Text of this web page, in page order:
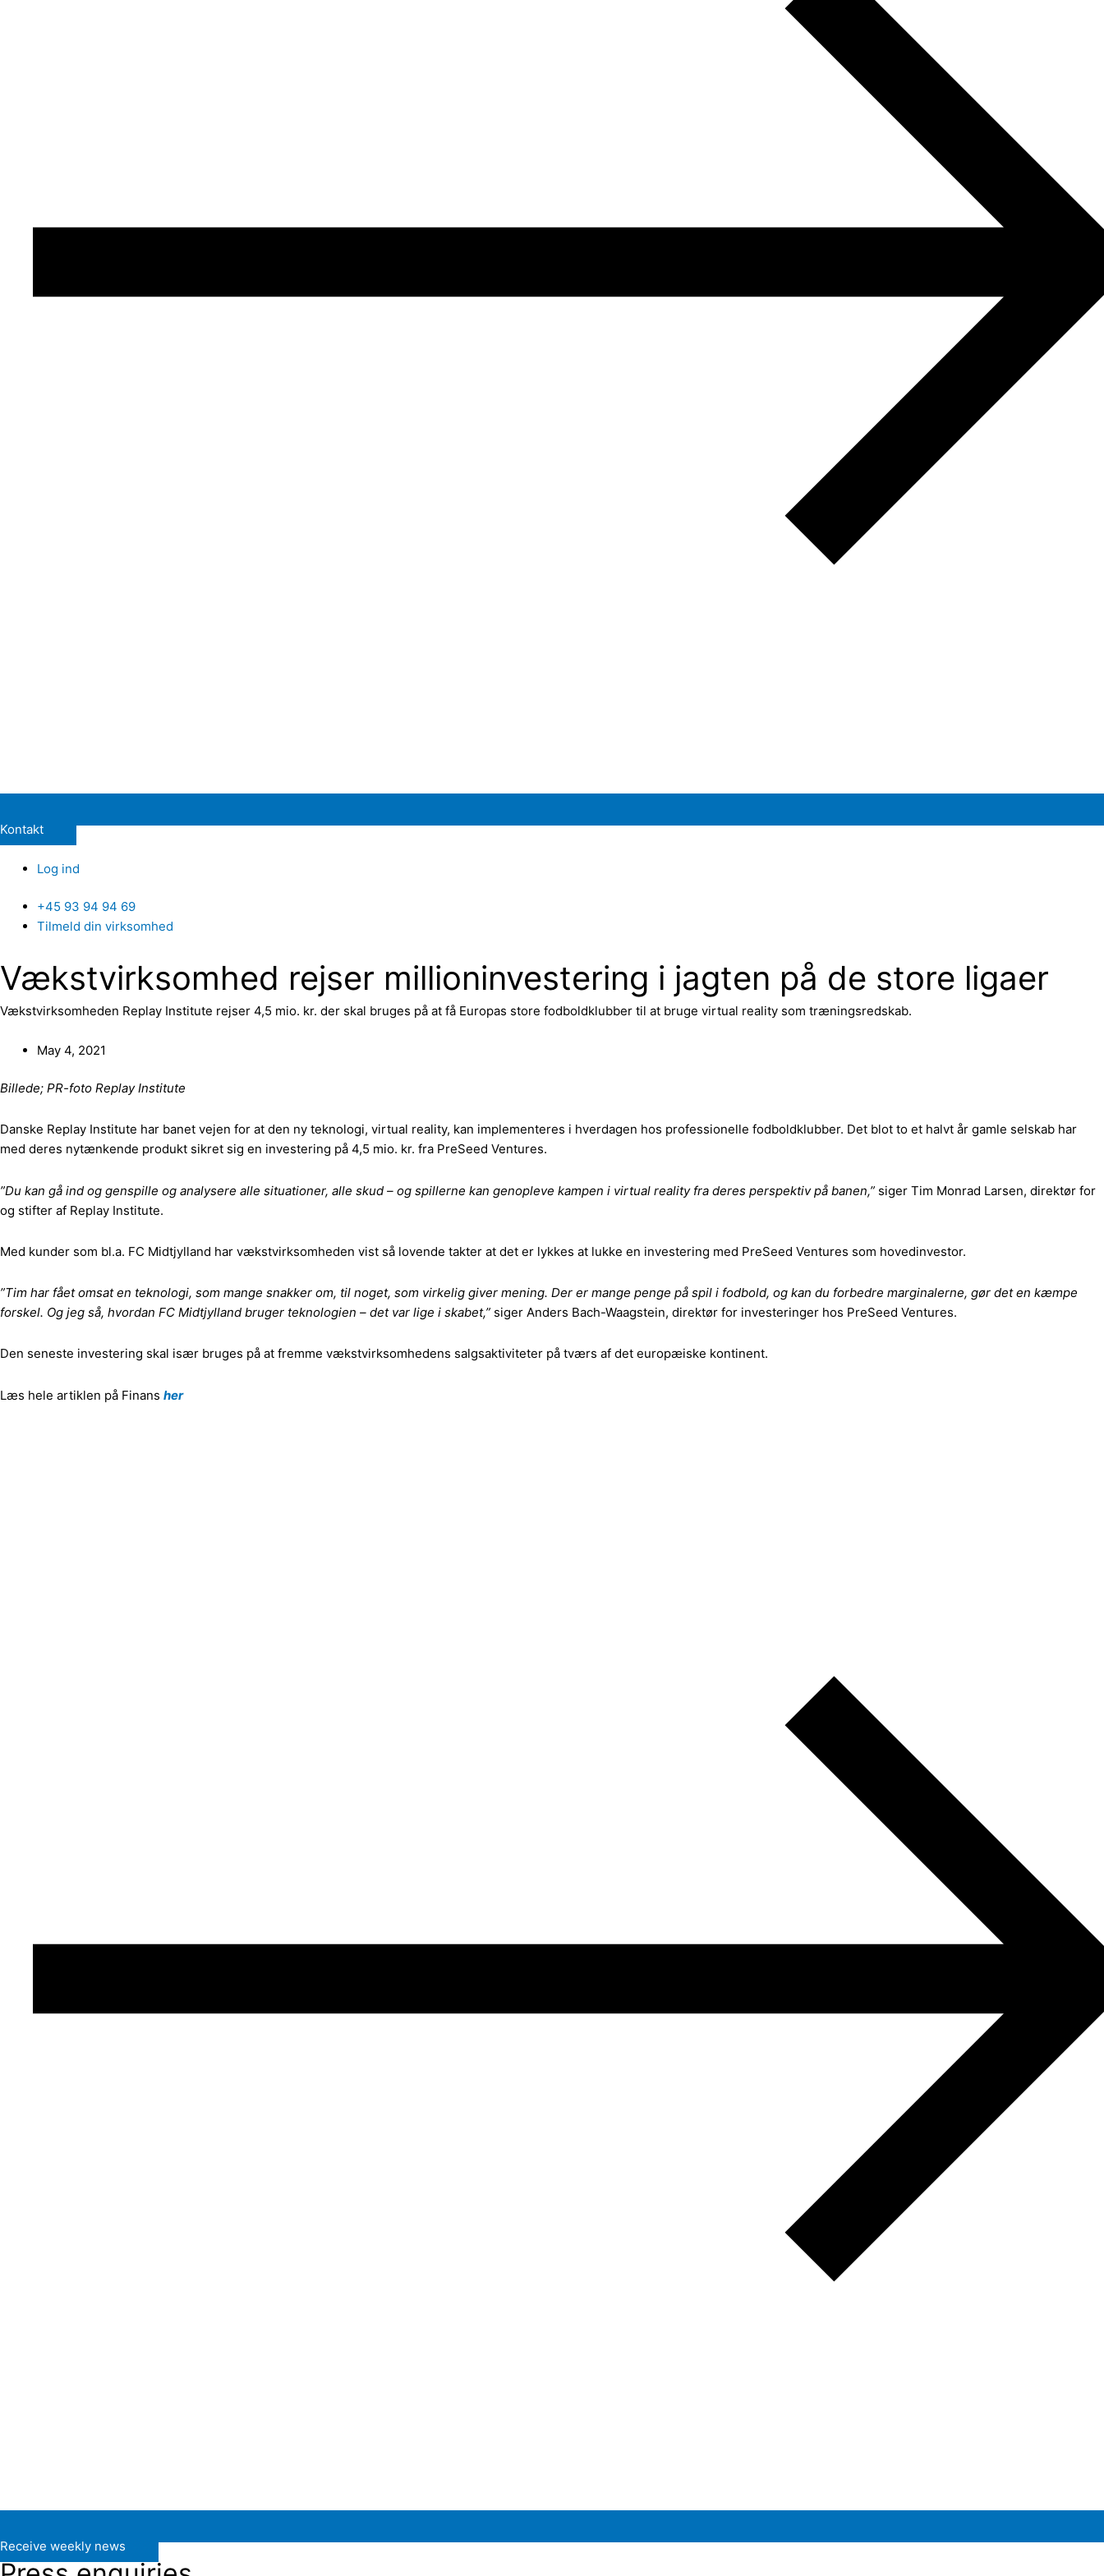
Kontakt
Log ind
+45 93 94 94 69
Tilmeld din virksomhed
Vækstvirksomhed rejser millioninvestering i jagten på de store ligaer
Vækstvirksomheden Replay Institute rejser 4,5 mio. kr. der skal bruges på at få Europas store fodboldklubber til at bruge virtual reality som træningsredskab.
May 4, 2021
Billede; PR-foto Replay Institute
Danske Replay Institute har banet vejen for at den ny teknologi, virtual reality, kan implementeres i hverdagen hos professionelle fodboldklubber. Det blot to et halvt år gamle selskab har
med deres nytænkende produkt sikret sig en investering på 4,5 mio. kr. fra PreSeed Ventures.
”Du kan gå ind og genspille og analysere alle situationer, alle skud – og spillerne kan genopleve kampen i virtual reality fra deres perspektiv på banen,” siger Tim Monrad Larsen, direktør for
og stifter af Replay Institute.
Med kunder som bl.a. FC Midtjylland har vækstvirksomheden vist så lovende takter at det er lykkes at lukke en investering med PreSeed Ventures som hovedinvestor.
”Tim har fået omsat en teknologi, som mange snakker om, til noget, som virkelig giver mening. Der er mange penge på spil i fodbold, og kan du forbedre marginalerne, gør det en kæmpe
forskel. Og jeg så, hvordan FC Midtjylland bruger teknologien – det var lige i skabet,” siger Anders Bach-Waagstein, direktør for investeringer hos PreSeed Ventures.
Den seneste investering skal især bruges på at fremme vækstvirksomhedens salgsaktiviteter på tværs af det europæiske kontinent.
Læs hele artiklen på Finans her
Receive weekly news